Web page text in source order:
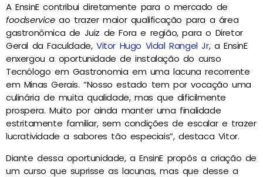
A EnsinE contribui diretamente para o mercado de
foodserviceao trazer maior qualificação para a área
gastronômica de Juiz de Fora e região, para o Diretor
Geral da Faculdade, Vitor Hugo Vidal Rangel Jr, a EnsinE
enxergou a oportunidade de instalação do curso
Tecnólogo em Gastronomia em uma lacuna recorrente
em Minas Gerais. “Nosso estado tem por vocação uma
culinária de muita qualidade, mas que dificilmente
prospera. Muito por ainda manter uma finalidade
estritamente familiar, sem condições de escalar e trazer
lucratividade a sabores tão especiais”, destaca Vitor.
Diante dessa oportunidade, a EnsinE propôs a criação de
um curso que suprisse as lacunas, mas que desse a